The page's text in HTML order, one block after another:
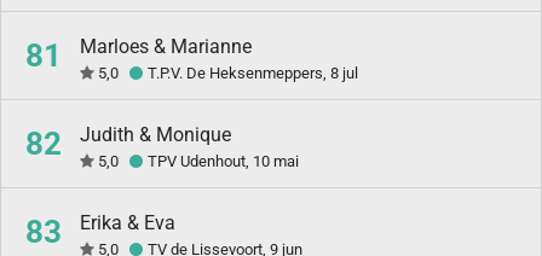
81 Marloes & Marianne
5,0 T.P.V. De Heksenmeppers, 8 jul
82 Judith & Monique
5,0 TPV Udenhout, 10 mai
83 Erika & Eva
5,0 TV de Lissevoort, 9 jun